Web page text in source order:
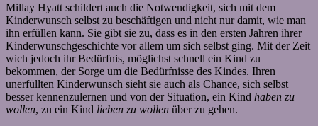
Millay Hyatt schildert auch die Notwendigkeit, sich mit dem
Kinderwunsch selbst zu beschäftigen und nicht nur damit, wie man
ihn erfüllen kann. Sie gibt sie zu, dass es in den ersten Jahren ihrer
Kinderwunschgeschichte vor allem um sich selbst ging. Mit der Zeit
wich jedoch ihr Bedürfnis, möglichst schnell ein Kind zu
bekommen, der Sorge um die Bedürfnisse des Kindes. Ihren
unerfüllten Kinderwunsch sieht sie auch als Chance, sich selbst
besser kennenzulernen und von der Situation, ein Kind haben zu
wollen, zu ein Kind lieben zu wollen über zu gehen.